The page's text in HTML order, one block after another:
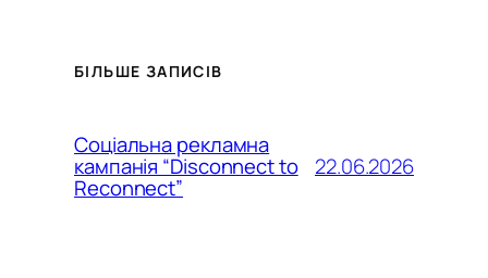
БІЛЬШЕ ЗАПИСІВ
Соціальна рекламна
кампанія “Disconnect to
Reconnect”
22.06.2026